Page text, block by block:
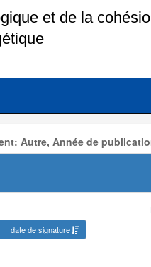
Autre, Année de
date de signature